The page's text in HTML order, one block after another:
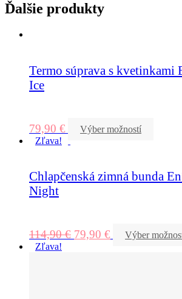
Ďalšie produkty
Termo súprava s kvetinkami
Ice
79,90 €
Výber možností
Zľava!
Chlapčenská zimná bunda
Night
114,90€ 79,90 €
Výber
Zľava!